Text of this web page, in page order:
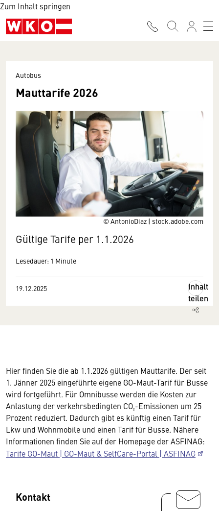
Zum Inhalt springen
© AntonioDiaz | stock.adobe.com
Autobus
Mauttarife 2026
Gültige Tarife per 1.1.2026
Lesedauer: 1 Minute
19.12.2025
Inhalt
teilen
Hier finden Sie die ab 1.1.2026 gültigen Mauttarife. Der seit
1. Jänner 2025 eingeführte eigene GO-Maut-Tarif für Busse
wird fortgeführt. Für Omnibusse werden die Kosten zur
Anlastung der verkehrsbedingten CO₂-Emissionen um 25
Prozent reduziert. Dadurch gibt es künftig einen Tarif für
Lkw und Wohnmobile und einen Tarif für Busse. Nähere
Informationen finden Sie auf der Homepage der ASFINAG:
Tarife GO-Maut | GO-Maut & SelfCare-Portal | ASFINAG
Kontakt